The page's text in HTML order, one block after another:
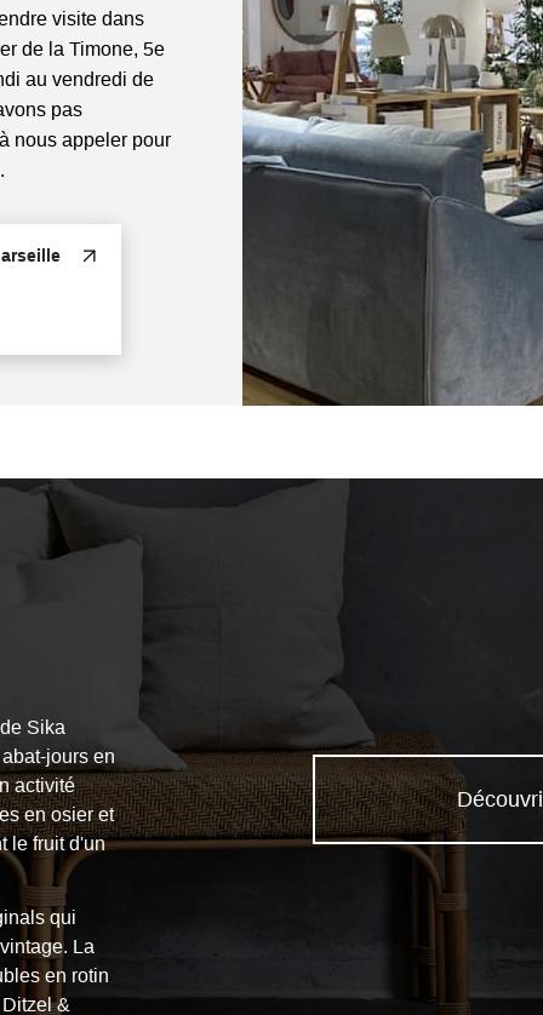
visite dans
de la Timone, 5e
au vendredi de
pas
nous appeler pour
Sika
jours en
activité
en osier et
le fruit d'un
qui
La
en rotin
&